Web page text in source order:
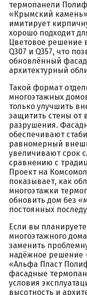
термопанели
«Крымский
имитирует
хорошо подходит
Цветовое решение
Q307 и Q357, что
обновлённый
архитектурный
Такой формат
многоэтажных
только улучшить
защитить стены от
разрушения.
обеспечивают
равномерный
увеличивают срок
сравнению с
Проект на
показывает, как
многоэтажки
обновить дом без
постоянных
Если вы
многоэтажного
заменить
надёжное решение
«Альфа Пласт
фасадные
условия
высотность и